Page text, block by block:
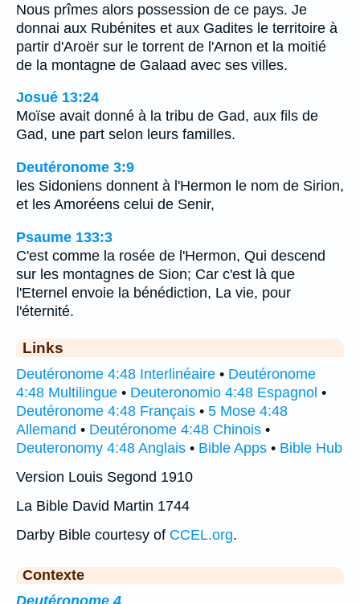
Nous prîmes alors possession de ce pays. Je
donnai aux Rubénites et aux Gadites le territoire à
partir d'Aroër sur le torrent de l'Arnon et la moitié
de la montagne de Galaad avec ses villes.
Josué 13:24
Moïse avait donné à la tribu de Gad, aux fils de
Gad, une part selon leurs familles.
Deutéronome 3:9
les Sidoniens donnent à l'Hermon le nom de Sirion,
et les Amoréens celui de Senir,
Psaume 133:3
C'est comme la rosée de l'Hermon, Qui descend
sur les montagnes de Sion; Car c'est là que
l'Eternel envoie la bénédiction, La vie, pour
l'éternité.
Links
Deutéronome 4:48 Interlinéaire • Deutéronome
4:48 Multilingue • Deuteronomio 4:48 Espagnol •
Deutéronome 4:48 Français • 5 Mose 4:48
Allemand • Deutéronome 4:48 Chinois •
Deuteronomy 4:48 Anglais • Bible Apps • Bible Hub
Version Louis Segond 1910
La Bible David Martin 1744
Darby Bible courtesy of CCEL.org.
Contexte
Deutéronome 4